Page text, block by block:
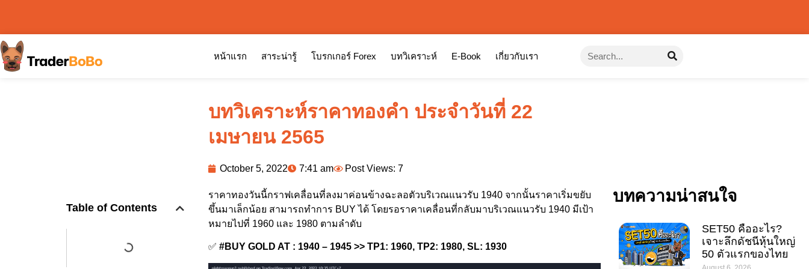
หน้าแรก สาระน่ารู้ โบรกเกอร์ Forex บทวิเคราะห์ E-Book เกี่ยวกับเรา
บทวิเคราะห์ราคาทองคำ ประจำวันที่ 22
เมษายน 2565
October 5, 2022 7:41 am Post Views: 7
Table of Contents
ราคาทองวันนี้กราฟเคลื่อนที่ลงมาค่อนข้างฉะลอตัวบริเวณแนวรับ 1940 จากนั้นราคาเริ่มขยับ
ขึ้นมาเล็กน้อย สามารถทำการ BUY ได้ โดยรอราคาเคลื่อนที่กลับมาบริเวณแนวรับ 1940 มีเป้า
หมายไปที่ 1960 และ 1980 ตามลำดับ
✅ #BUY GOLD AT : 1940 – 1945 >> TP1: 1960, TP2: 1980, SL: 1930
บทความน่าสนใจ
SET50 คืออะไร?
เจาะลึกดัชนีหุ้นใหญ่
50 ตัวแรกของไทย